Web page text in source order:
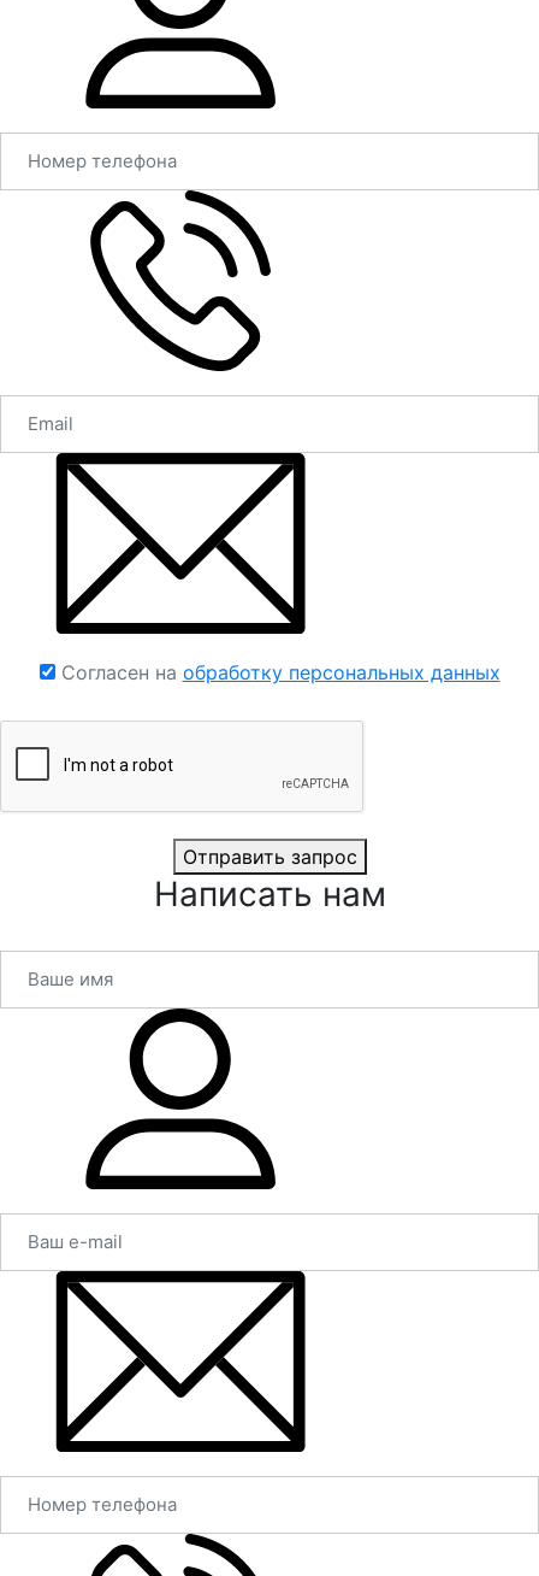
Согласен на обработку персональных данных
Отправить запрос
Написать нам